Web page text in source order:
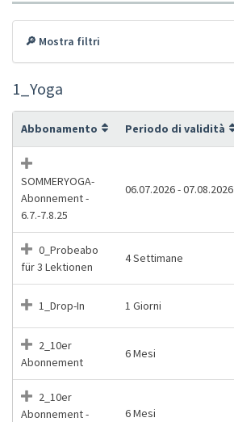
🔎 Mostra filtri
1_Yoga
Abbonamento Periodo di validità
SOMMERYOGA-
Abonnement -
6.7.-7.8.25
06.07.2026 - 07.08.2026
0_Probeabo
für 3 Lektionen
4 Settimane
1_Drop-In 1 Giorni
2_10er
Abonnement
6 Mesi
2_10er
Abonnement -
6 Mesi